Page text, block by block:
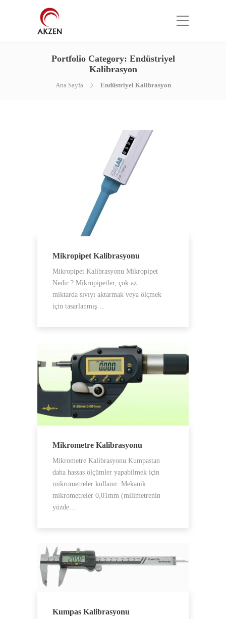
Portfolio Category: Endüstriyel
Kalibrasyon
Ana Sayfa Endüstriyel Kalibrasyon
Mikropipet Kalibrasyonu
Mikropipet Kalibrasyonu Mikropipet
Nedir ? Mikropipetler, çok az
miktarda sıvıyı aktarmak veya ölçmek
için tasarlanmış…
Mikrometre Kalibrasyonu
Mikrometre Kalibrasyonu Kumpastan
daha hassas ölçümler yapabilmek için
mikrometreler kullanır. Mekanik
mikrometreler 0,01mm (milimetrenin
yüzde…
Kumpas Kalibrasyonu